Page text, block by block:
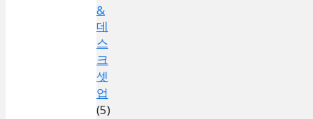
&
데
스
크
셋
업
(5)